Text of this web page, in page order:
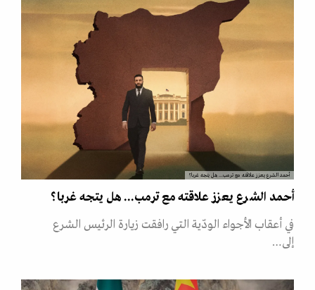
أحمد الشرع يعزز علاقته مع ترمب... هل يتجه غربا؟
أحمد الشرع يعزز علاقته مع ترمب... هل يتجه غربا؟
في أعقاب الأجواء الودّية التي رافقت زيارة الرئيس الشرع
إلى…